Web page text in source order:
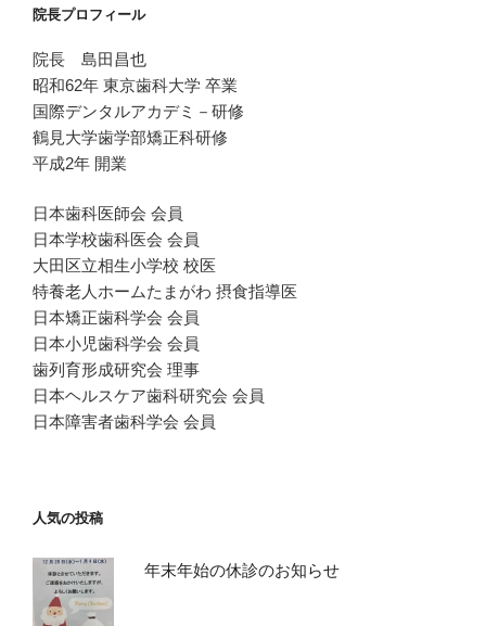
院長プロフィール
院長 島田昌也
昭和62年 東京歯科大学 卒業
国際デンタルアカデミ－研修
鶴見大学歯学部矯正科研修
平成2年 開業
日本歯科医師会 会員
日本学校歯科医会 会員
大田区立相生小学校 校医
特養老人ホームたまがわ 摂食指導医
日本矯正歯科学会 会員
日本小児歯科学会 会員
歯列育形成研究会 理事
日本ヘルスケア歯科研究会 会員
日本障害者歯科学会 会員
人気の投稿
年末年始の休診のお知らせ